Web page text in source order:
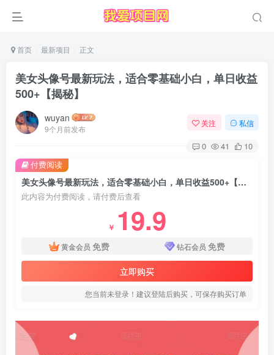
首页 最新项目 正文
美女头像号最新玩法，适合零基础小白，单日收益
500+【揭秘】
wuyan
9个月前发布
关注 私信
0 41 10
美女头像号最新玩法，适合零基础小白，单日收益500+【揭秘】
此内容为付费阅读，请付费后查看
￥ 19.9
黄金会员 免费 钻石会员 免费
立即购买
您当前未登录！建议登陆后购买，可保存购买订单
付费阅读